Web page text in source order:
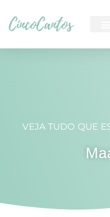
VEJA TUDO QUE